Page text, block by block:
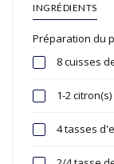
INGRÉDIENTS
Préparation du
8 cuisses
1-2 citron(s)
4 tasses